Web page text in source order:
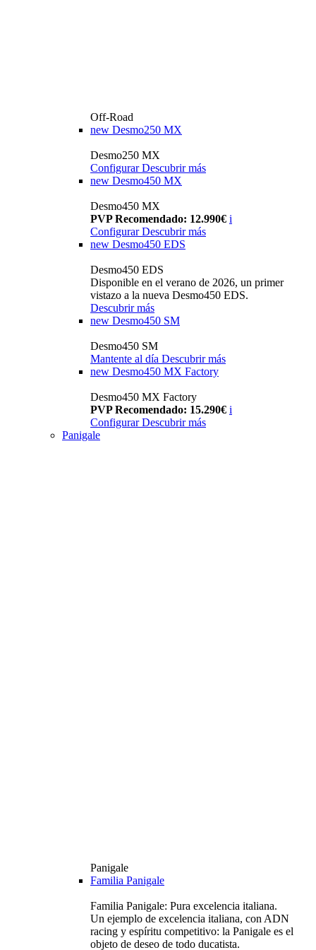
Off-Road
new Desmo250 MX
Desmo250 MX
Configurar Descubrir más
new Desmo450 MX
Desmo450 MX
PVP Recomendado: 12.990€ i
Configurar Descubrir más
new Desmo450 EDS
Desmo450 EDS
Disponible en el verano de 2026, un primer
vistazo a la nueva Desmo450 EDS.
Descubrir más
new Desmo450 SM
Desmo450 SM
Mantente al día Descubrir más
new Desmo450 MX Factory
Desmo450 MX Factory
PVP Recomendado: 15.290€ i
Configurar Descubrir más
Panigale
Panigale
Familia Panigale
Familia Panigale: Pura excelencia italiana.
Un ejemplo de excelencia italiana, con ADN
racing y espíritu competitivo: la Panigale es el
objeto de deseo de todo ducatista.